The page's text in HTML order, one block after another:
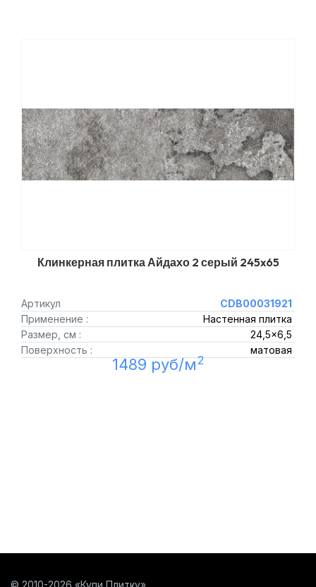
Клинкерная плитка Айдахо 2 серый 245x65
Артикул
CDB00031921
Применение :
Настенная плитка
Размер, см :
24,5x6,5
Поверхность :
матовая
1489 руб/м2
© 2010-2026 «Купи Плитку»